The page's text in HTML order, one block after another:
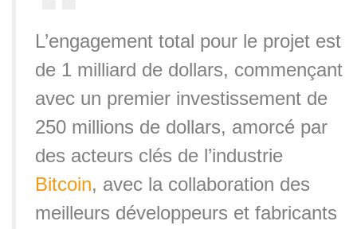
L’engagement total pour le projet est
de 1 milliard de dollars, commençant
avec un premier investissement de
250 millions de dollars, amorcé par
des acteurs clés de l’industrie
Bitcoin, avec la collaboration des
meilleurs développeurs et fabricants